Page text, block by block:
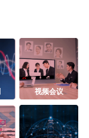
视频会议